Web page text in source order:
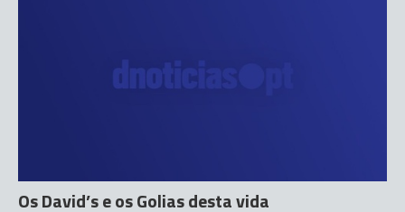
Os David’s e os Golias desta vida